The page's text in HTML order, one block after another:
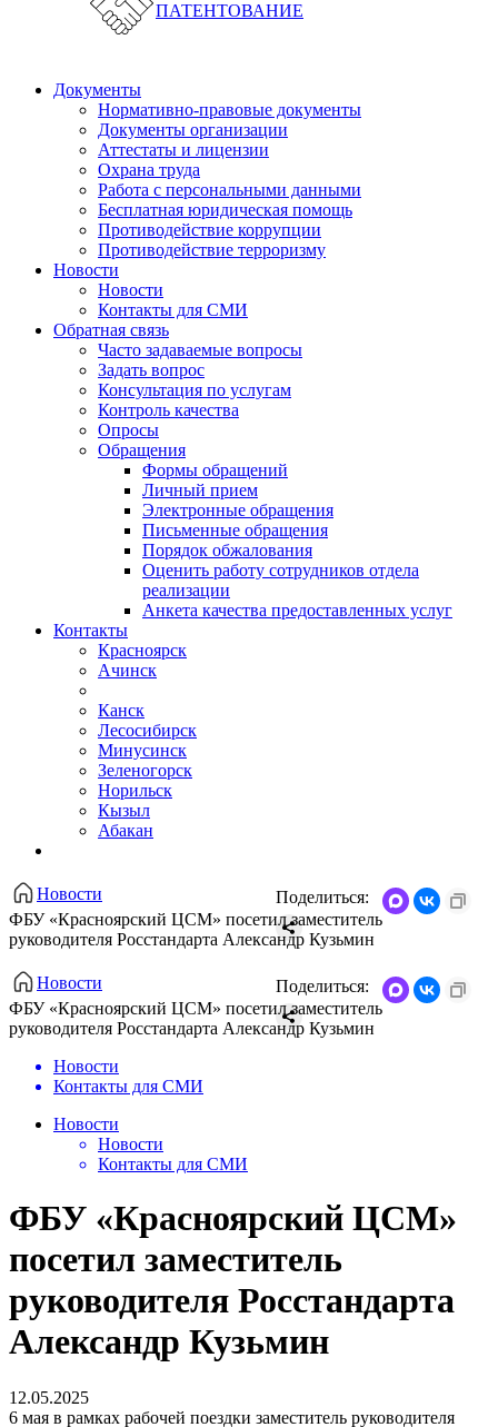
ПАТЕНТОВАНИЕ
Документы
Нормативно-правовые документы
Документы организации
Аттестаты и лицензии
Охрана труда
Работа с персональными данными
Бесплатная юридическая помощь
Противодействие коррупции
Противодействие терроризму
Новости
Новости
Контакты для СМИ
Обратная связь
Часто задаваемые вопросы
Задать вопрос
Консультация по услугам
Контроль качества
Опросы
Обращения
Формы обращений
Личный прием
Электронные обращения
Письменные обращения
Порядок обжалования
Оценить работу сотрудников отдела
реализации
Анкета качества предоставленных услуг
Контакты
Красноярск
Ачинск
Канск
Лесосибирск
Минусинск
Зеленогорск
Норильск
Кызыл
Абакан
Новости
ФБУ «Красноярский ЦСМ» посетил заместитель
руководителя Росстандарта Александр Кузьмин
Поделиться:
Новости
ФБУ «Красноярский ЦСМ» посетил заместитель
руководителя Росстандарта Александр Кузьмин
Поделиться:
Новости
Контакты для СМИ
Новости
Новости
Контакты для СМИ
ФБУ «Красноярский ЦСМ»
посетил заместитель
руководителя Росстандарта
Александр Кузьмин
12.05.2025
6 мая в рамках рабочей поездки заместитель руководителя